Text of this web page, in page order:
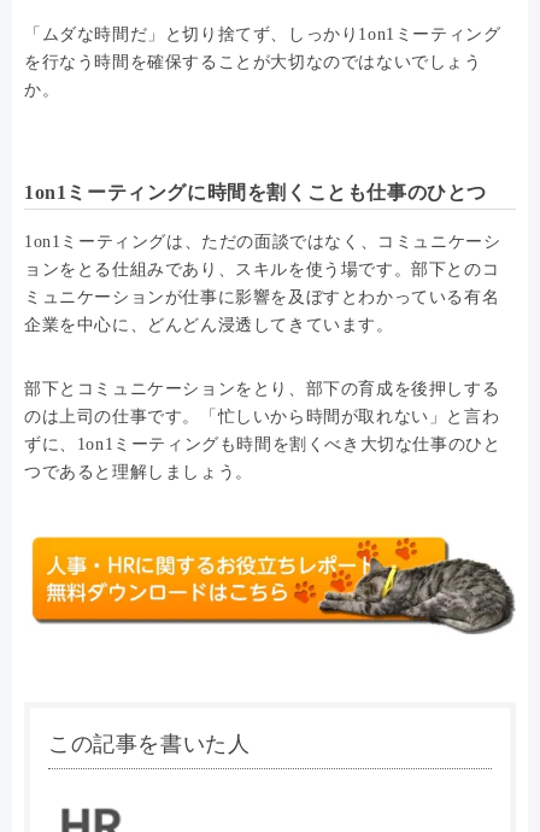
「ムダな時間だ」と切り捨てず、しっかり1on1ミーティング
を行なう時間を確保することが大切なのではないでしょう
か。
1on1ミーティングに時間を割くことも仕事のひとつ
1on1ミーティングは、ただの面談ではなく、コミュニケーシ
ョンをとる仕組みであり、スキルを使う場です。部下とのコ
ミュニケーションが仕事に影響を及ぼすとわかっている有名
企業を中心に、どんどん浸透してきています。
部下とコミュニケーションをとり、部下の育成を後押しする
のは上司の仕事です。「忙しいから時間が取れない」と言わ
ずに、1on1ミーティングも時間を割くべき大切な仕事のひと
つであると理解しましょう。
この記事を書いた人